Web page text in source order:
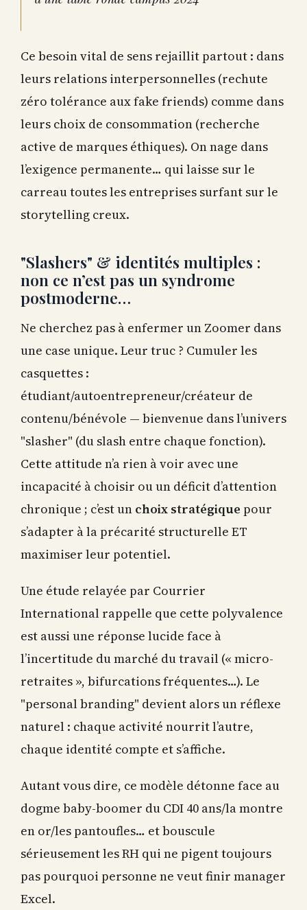
Ce besoin vital de sens rejaillit partout : dans
leurs relations interpersonnelles (rechute
zéro tolérance aux fake friends) comme dans
leurs choix de consommation (recherche
active de marques éthiques). On nage dans
l’exigence permanente… qui laisse sur le
carreau toutes les entreprises surfant sur le
storytelling creux.
"Slashers" & identités multiples :
non ce n’est pas un syndrome
postmoderne…
Ne cherchez pas à enfermer un Zoomer dans
une case unique. Leur truc ? Cumuler les
casquettes :
étudiant/autoentrepreneur/créateur de
contenu/bénévole — bienvenue dans l’univers
"slasher" (du slash entre chaque fonction).
Cette attitude n’a rien à voir avec une
incapacité à choisir ou un déficit d’attention
chronique ; c’est un choix stratégique pour
s’adapter à la précarité structurelle ET
maximiser leur potentiel.
Une étude relayée par Courrier
International rappelle que cette polyvalence
est aussi une réponse lucide face à
l’incertitude du marché du travail (« micro-
retraites », bifurcations fréquentes…). Le
"personal branding" devient alors un réflexe
naturel : chaque activité nourrit l’autre,
chaque identité compte et s’affiche.
Autant vous dire, ce modèle détonne face au
dogme baby-boomer du CDI 40 ans/la montre
en or/les pantoufles… et bouscule
sérieusement les RH qui ne pigent toujours
pas pourquoi personne ne veut finir manager
Excel.